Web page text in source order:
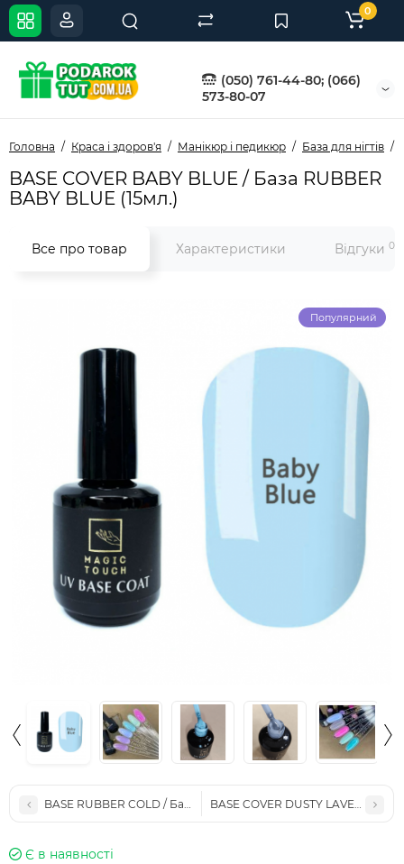
(050) 761-44-80; (066)
573-80-07
0
Головна Краса і здоров'я Манікюр і педикюр База для нігтів
BASE COVER BABY BLUE / База RUBBER
BABY BLUE (15мл.)
Все про товар Характеристики Відгуки 0
Популярний
BASE RUBBER COLD / База каучук холодна 15мл.
BASE COVER DUSTY LAVENDER /
Є в наявності